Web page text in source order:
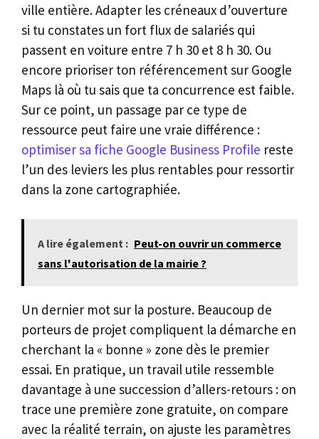
ville entière. Adapter les créneaux d’ouverture
si tu constates un fort flux de salariés qui
passent en voiture entre 7 h 30 et 8 h 30. Ou
encore prioriser ton référencement sur Google
Maps là où tu sais que ta concurrence est faible.
Sur ce point, un passage par ce type de
ressource peut faire une vraie différence :
optimiser sa fiche Google Business Profile reste
l’un des leviers les plus rentables pour ressortir
dans la zone cartographiée.
A lire également : Peut-on ouvrir un commerce
sans l'autorisation de la mairie ?
Un dernier mot sur la posture. Beaucoup de
porteurs de projet compliquent la démarche en
cherchant la « bonne » zone dès le premier
essai. En pratique, un travail utile ressemble
davantage à une succession d’allers-retours : on
trace une première zone gratuite, on compare
avec la réalité terrain, on ajuste les paramètres